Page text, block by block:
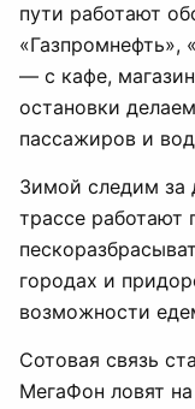
пути работают
«Газпромнефть»,
— с кафе,
остановки
пассажиров и
Зимой следим за
трассе работают
городах и
возможности
Сотовая связь
МегаФон ловят